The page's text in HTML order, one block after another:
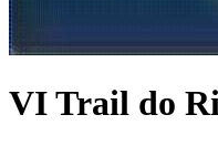
VI Trail do